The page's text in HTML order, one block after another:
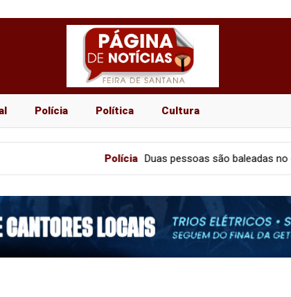
Polícia Política Cultura
Duas pessoas são baleadas no centro